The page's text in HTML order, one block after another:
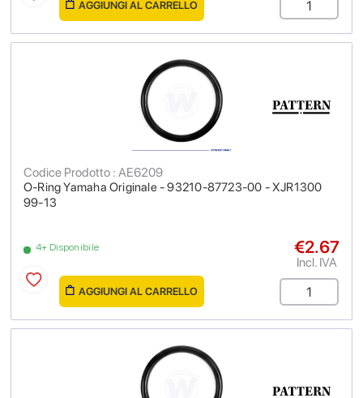
AGGIUNGI AL CARRELLO
O-Ring Yamaha Originale - 93210-87723-00 - XJR1300
99-13
Codice Prodotto : AE6209
4+ Disponibile €2.67
Incl. IVA
AGGIUNGI AL CARRELLO